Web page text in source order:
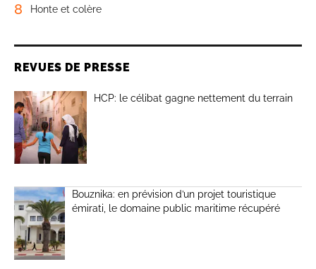
8 Honte et colère
REVUES DE PRESSE
HCP: le célibat gagne nettement du terrain
Bouznika: en prévision d’un projet touristique
émirati, le domaine public maritime récupéré